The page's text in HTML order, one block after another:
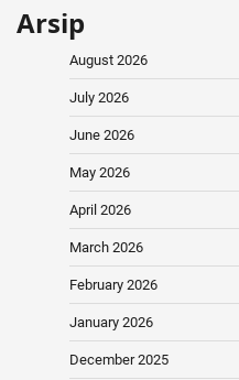
Arsip
August 2026
July 2026
June 2026
May 2026
April 2026
March 2026
February 2026
January 2026
December 2025